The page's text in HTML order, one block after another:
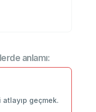
anlamı:
geçmek.